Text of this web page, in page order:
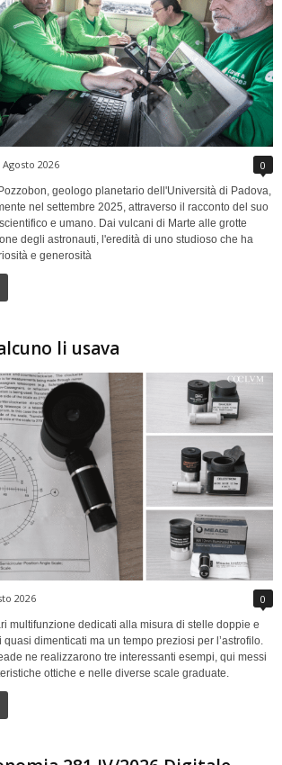
Agosto 2026 0
geologo planetario dell'Università di Padova,
nel settembre 2025, attraverso il racconto del suo
e umano. Dai vulcani di Marte alle grotte
degli astronauti, l'eredità di uno studioso che ha
e generosità
li usava
2026 0
multifunzione dedicati alla misura di stelle doppie e
dimenticati ma un tempo preziosi per l’astrofilo.
ne realizzarono tre interessanti esempi, qui messi
ottiche e nelle diverse scale graduate.